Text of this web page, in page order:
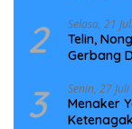
2 Selasa, 21
Telin,
Gerbang
3 Senin, 27
Menaker